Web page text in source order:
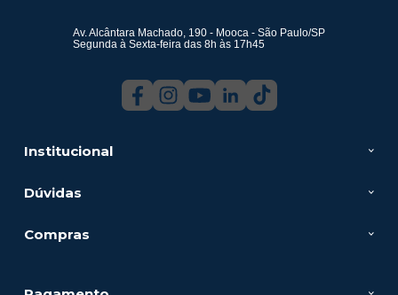
Institucional
Dúvidas
Compras
Av. Alcântara Machado, 190 - Mooca - São Paulo/SP
Segunda à Sexta-feira das 8h às 17h45